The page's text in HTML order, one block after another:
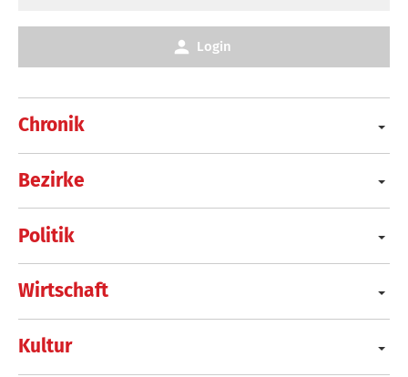
Chronik
Bezirke
Politik
Wirtschaft
Kultur
Login